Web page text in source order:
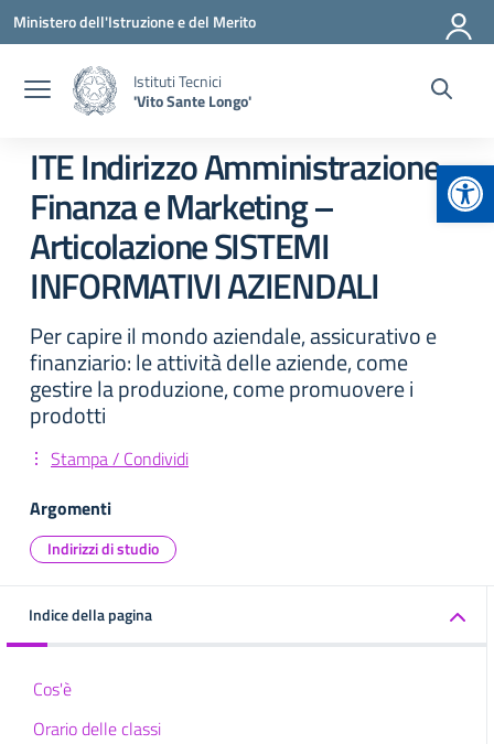
Vai ai contenuti
Vai al menu di navigazione
Vai al footer
Ministero dell'Istruzione e del Merito
Istituti Tecnici
'Vito Sante Longo'
ITE Indirizzo Amministrazione,
Finanza e Marketing –
Articolazione SISTEMI
INFORMATIVI AZIENDALI
Per capire il mondo aziendale, assicurativo e
finanziario: le attività delle aziende, come
gestire la produzione, come promuovere i
prodotti
Stampa / Condividi
Argomenti
Indirizzi di studio
Indice della pagina
Cos'è
Orario delle classi